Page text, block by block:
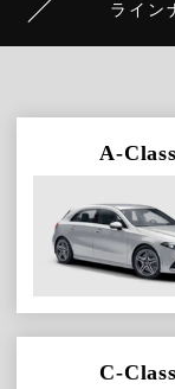
ライン
A-Class
C-Class